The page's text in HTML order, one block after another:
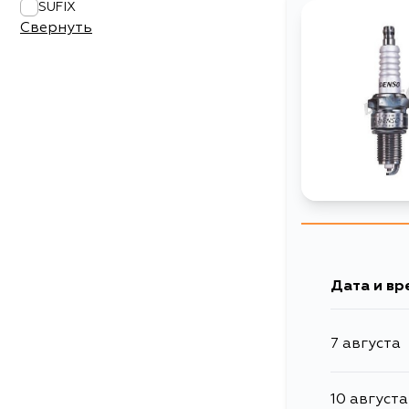
SUFIX
Свернуть
Дата и
7 августа
10 августа